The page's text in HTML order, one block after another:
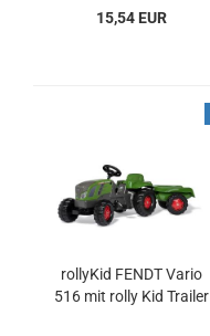
15,54 EUR
rollyKid FENDT Vario
516 mit rolly Kid Trailer